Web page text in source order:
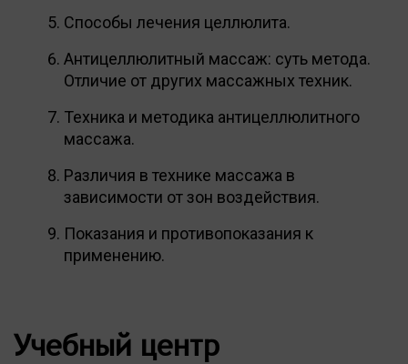
Способы лечения целлюлита.
Антицеллюлитный массаж: суть метода.
Отличие от других массажных техник.
Техника и методика антицеллюлитного
массажа.
Различия в технике массажа в
зависимости от зон воздействия.
Показания и противопоказания к
применению.
Учебный центр